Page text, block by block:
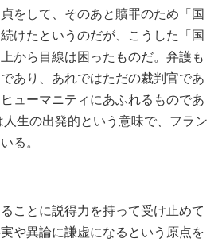
をして、そのあと贖罪のため「国
けたというのだが、こうした「国
から目線は困ったものだ。弁護も
あり、あれではただの裁判官であ
ューマニティにあふれるものであ
生の出発的という意味で、フラン
る。
ことに説得力を持って受け止めて
や異論に謙虚になるという原点を